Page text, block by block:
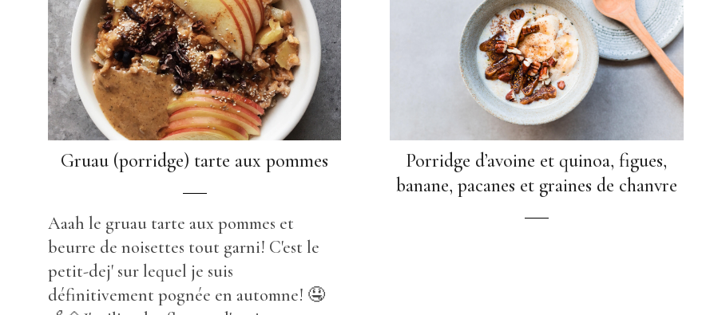
Gruau (porridge) tarte aux pommes
Aaah le gruau tarte aux pommes et
beurre de noisettes tout garni! C'est le
petit-dej' sur lequel je suis
définitivement pognée en automne! 🤤
Porridge d’avoine et quinoa, figues,
banane, pacanes et graines de chanvre